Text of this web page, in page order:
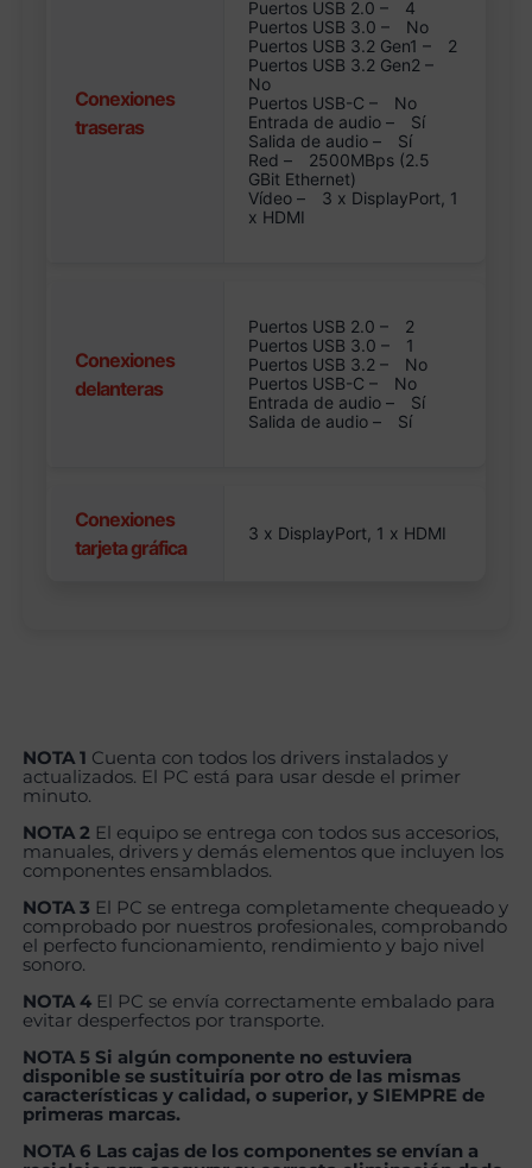
Conexiones
traseras
Puertos USB 2.0 –
4
Puertos USB 3.0 –
No
Puertos USB 3.2 Gen1 –
2
Puertos USB 3.2 Gen2 –
No
Puertos USB-C –
No
Entrada de audio –
Sí
Salida de audio –
Sí
Red –
2500MBps (2.5
GBit Ethernet)
Vídeo –
3 x DisplayPort, 1
x HDMI
Conexiones
delanteras
Puertos USB 2.0 –
2
Puertos USB 3.0 –
1
Puertos USB 3.2 –
No
Puertos USB-C –
No
Entrada de audio –
Sí
Salida de audio –
Sí
Conexiones
tarjeta gráfica
3 x DisplayPort, 1 x HDMI
NOTA 1 Cuenta con todos los drivers instalados y
actualizados. El PC está para usar desde el primer
minuto.
NOTA 2 El equipo se entrega con todos sus accesorios,
manuales, drivers y demás elementos que incluyen los
componentes ensamblados.
NOTA 3 El PC se entrega completamente chequeado y
comprobado por nuestros profesionales, comprobando
el perfecto funcionamiento, rendimiento y bajo nivel
sonoro.
NOTA 4 El PC se envía correctamente embalado para
evitar desperfectos por transporte.
NOTA 5 Si algún componente no estuviera
disponible se sustituiría por otro de las mismas
características y calidad, o superior, y SIEMPRE de
primeras marcas.
NOTA 6 Las cajas de los componentes se envían a